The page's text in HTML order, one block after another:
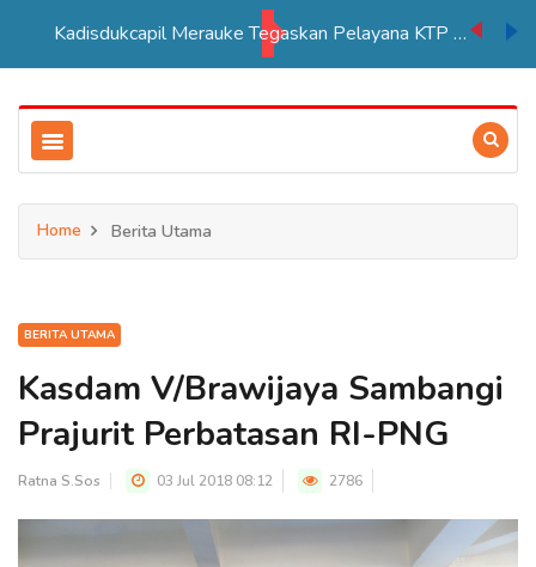
Kadisdukcapil Merauke Tegaskan Pelayana KTP Sesuai SOP
Home Berita Utama
BERITA UTAMA
Kasdam V/Brawijaya Sambangi
Prajurit Perbatasan RI-PNG
Ratna S.Sos 03 Jul 2018 08:12 2786